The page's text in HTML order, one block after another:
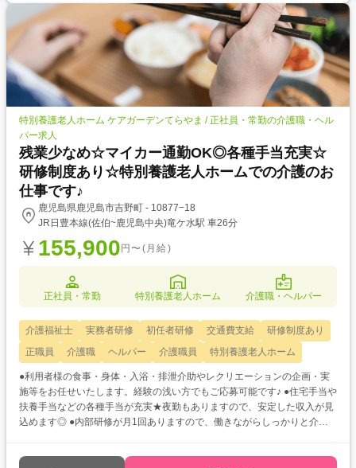
特別養護老人ホーム ケアガーデンてらやま / 正社員・常勤の介護職・ヘル
パー求人
残業少なめ☆マイカー通勤OK◎各種手当充実☆
研修制度あり☆特別養護老人ホームでの介護のお
仕事です♪
鹿児島県鹿児島市吉野町 - 10877−18
JR日豊本線(佐伯~鹿児島中央)竜ケ水駅 車26分
155,900 円〜(月給)
正社員・常勤 特別養護老人ホーム 介護職・ヘルパー
介護福祉士 実務者研修 初任者研修 交通費支給
研修制度あり
正職員
介護職 ヘルパー 介護職員 特別養護老人ホーム
●利用者様の食事・身体・入浴・排泄介助やレクリエーションの企画・実
施等をお任せいたします。経験の浅い方でもご応募可能です♪ ●住宅手当や
扶養手当などの各種手当が充実★夜勤もありますので、安定した収入が見
込めます◎ ●内部研修が月1回ありますので、働きながらしっかりと介護